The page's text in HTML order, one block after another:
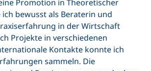
Promotion in Theoretischer
bewusst als Beraterin und
in der Wirtschaft
Projekte in verschiedenen
Kontakte konnte ich
sammeln. Die